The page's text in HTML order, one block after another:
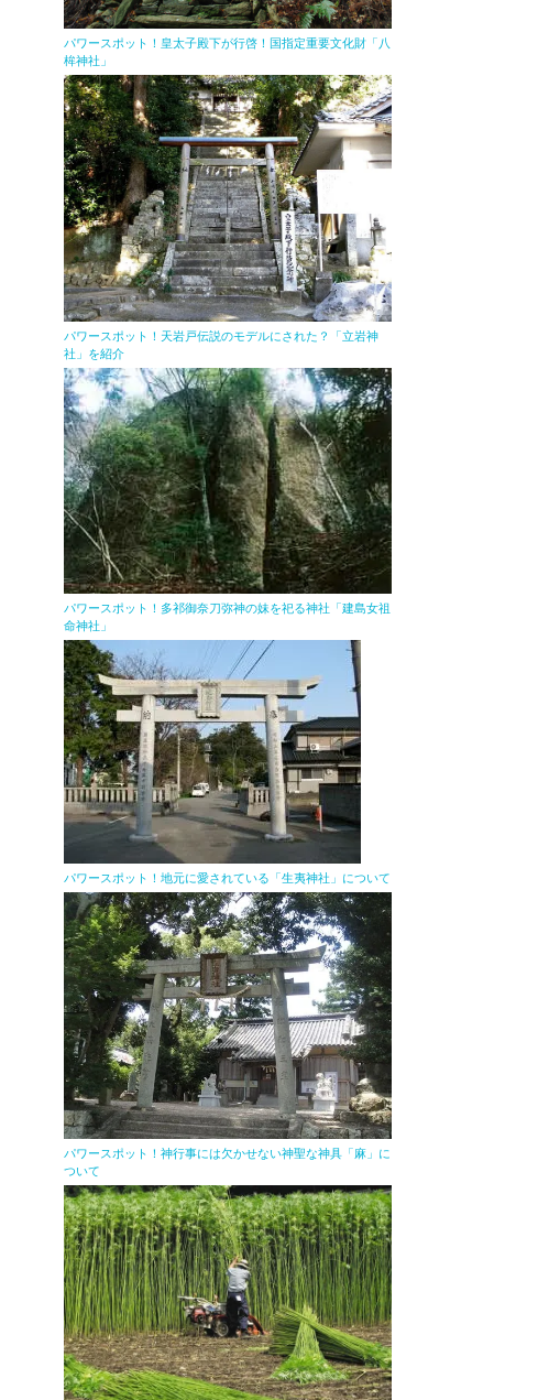
パワースポット！皇太子殿下が行啓！国指定重要文化財「八
桙神社」
パワースポット！天岩戸伝説のモデルにされた？「立岩神
社」を紹介
パワースポット！多祁御奈刀弥神の妹を祀る神社「建島女祖
命神社」
パワースポット！地元に愛されている「生夷神社」について
パワースポット！神行事には欠かせない神聖な神具「麻」に
ついて